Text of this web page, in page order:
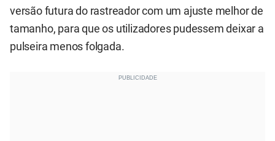
versão futura do rastreador com um ajuste melhor de
tamanho, para que os utilizadores pudessem deixar a
pulseira menos folgada.